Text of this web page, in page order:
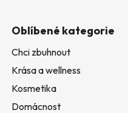
Oblíbené kategorie
Chci zbuhnout
Krása a wellness
Kosmetika
Domácnost